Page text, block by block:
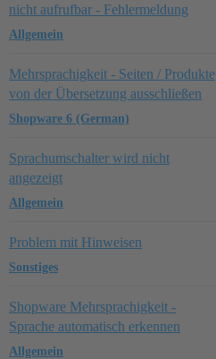
nicht aufrufbar - Fehlermeldung
Allgemein
Mehrsprachigkeit - Seiten / Produkte
von der Übersetzung ausschließen
Shopware 6 (German)
Sprachumschalter wird nicht
angezeigt
Allgemein
Problem mit Hinweisen
Sonstiges
Shopware Mehrsprachigkeit -
Sprache automatisch erkennen
Allgemein